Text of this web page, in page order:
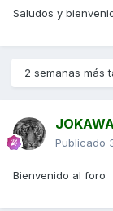
Saludos y
2 semanas más
JOKAWA
Publicado
Bienvenido al foro